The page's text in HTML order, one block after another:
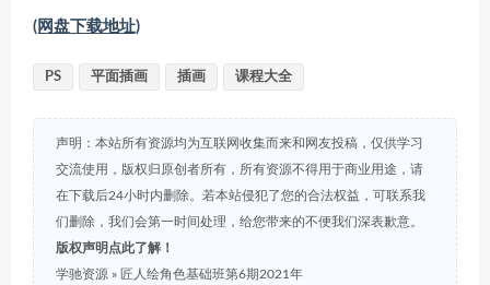
(网盘下载地址)
PS 平面插画 插画 课程大全
声明：本站所有资源均为互联网收集而来和网友投稿，仅供学习
交流使用，版权归原创者所有，所有资源不得用于商业用途，请
在下载后24小时内删除。若本站侵犯了您的合法权益，可联系我
们删除，我们会第一时间处理，给您带来的不便我们深表歉意。
版权声明点此了解！
学驰资源 » 匠人绘角色基础班第6期2021年